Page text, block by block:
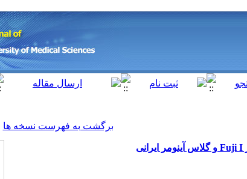
برگشت به فهرست نسخه ها